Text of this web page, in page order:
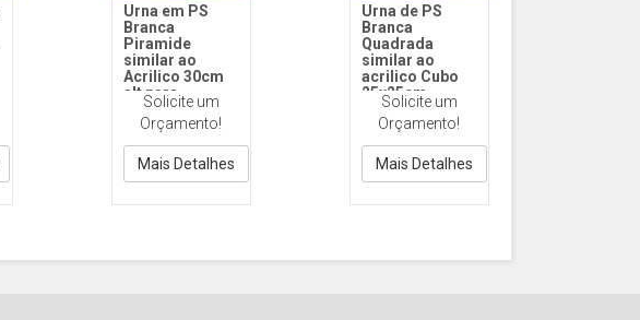
Urna em PS
Branca
Piramide
similar ao
Acrilico 30cm
alt para
sorteios e
eventos
Cod1112 30cm PS
Branca
Solicite um
Orçamento!
Mais Detalhes
Urna de PS
Branca
Quadrada
similar ao
acrilico Cubo
25x25cm
sorteio e
promoção
Cod.1144
25x25cm PS
Solicite um
Orçamento!
Mais Detalhes